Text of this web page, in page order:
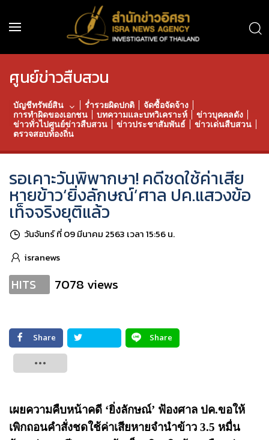
ศูนย์ข่าวสืบสวน
บัญชีทรัพย์สิน ร่ำรวยผิดปกติ
จัดซื้อจัดจ้าง
การทำผิดของเอกชน
บทความและบทวิเคราะห์
ข่าวบุคคลดัง
ข่าวทั่วไปศูนย์ข่าวสืบสวน
ข่าวประชาสัมพันธ์
ข่าวเด่นสืบสวน
ตรวจสอบท้องถิ่น
รอเคาะวันพิพากษา! คดีชดใช้ค่าเสีย
หายข้าว‘ยิ่งลักษณ์’ศาล ปค.แสวงข้อ
เท็จจริงยุติแล้ว
วันจันทร์ ที่ 09 มีนาคม 2563 เวลา 15:56 น.
isranews
HITS 7078 views
Share
Share
เผยความคืบหน้าคดี ‘ยิ่งลักษณ์’ ฟ้องศาล ปค.ขอให้
เพิกถอนคำสั่งชดใช้ค่าเสียหายจำนำข้าว 3.5 หมื่น